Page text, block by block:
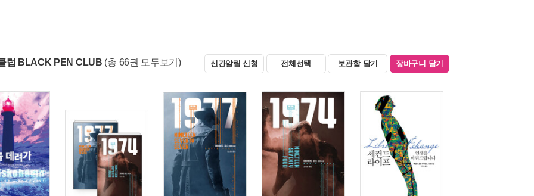
럽 BLACK PEN CLUB (총 66권 모두보기) 신간알림 신청 전체선택 보관함 담기 장바구니 담기